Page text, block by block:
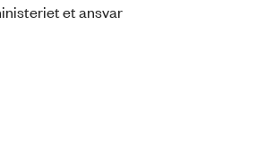
et ansvar